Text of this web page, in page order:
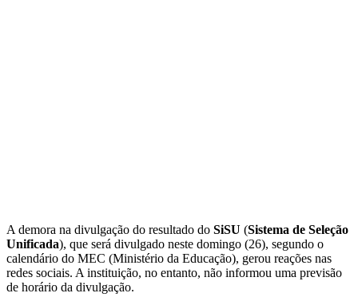
A demora na divulgação do resultado do SiSU (Sistema de Seleção
Unificada), que será divulgado neste domingo (26), segundo o
calendário do MEC (Ministério da Educação), gerou reações nas
redes sociais. A instituição, no entanto, não informou uma previsão
de horário da divulgação.